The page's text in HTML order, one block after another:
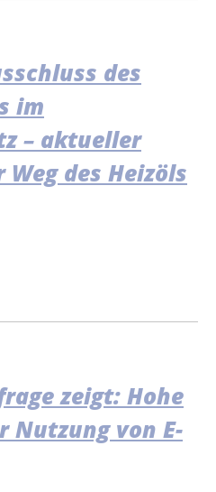
des
im
– aktueller
des Heizöls
zeigt: Hohe
Nutzung von E-